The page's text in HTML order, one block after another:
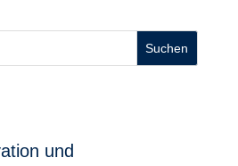
Suchen
und